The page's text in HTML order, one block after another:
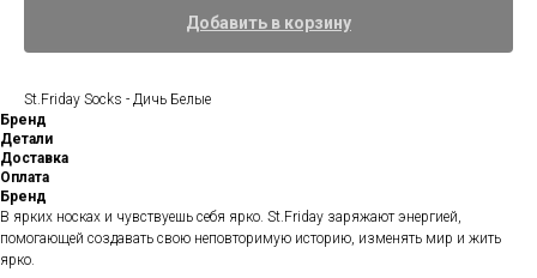
Добавить в корзину
St.Friday Socks - Дичь Белые
Бренд
Детали
Доставка
Оплата
Бренд
В ярких носках и чувствуешь себя ярко. St.Friday заряжают энергией,
помогающей создавать свою неповторимую историю, изменять мир и жить
ярко.